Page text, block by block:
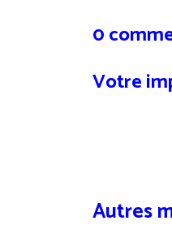
0
Votre
Autres